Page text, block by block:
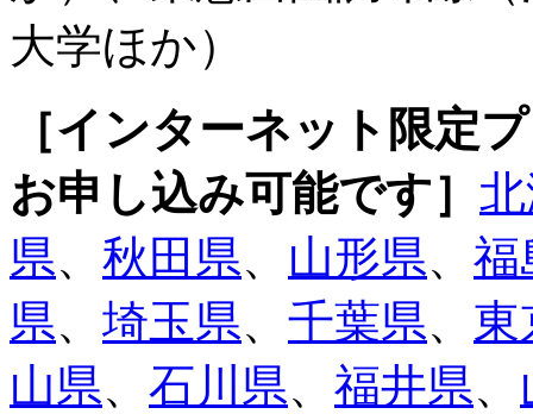
大学ほか）
［インターネット限定
お申し込み可能です］
県、 秋田県、 山形県、 福
県、 埼玉県、 千葉県、 東
山県、 石川県、 福井県、